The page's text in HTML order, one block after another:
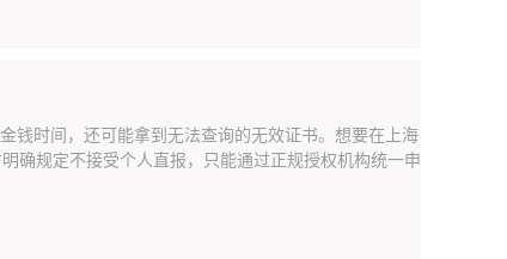
钱时间，还可能拿到无法查询的无效证书。想要在上海
确规定不接受个人直报，只能通过正规授权机构统一申